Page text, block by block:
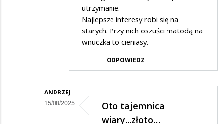
utrzymanie.
Najlepsze interesy robi się na
starych. Przy nich oszuści matodą na
wnuczka to cieniasy.
ODPOWIEDZ
ANDRZEJ
15/08/2025
Oto tajemnica
wiary...złoto…